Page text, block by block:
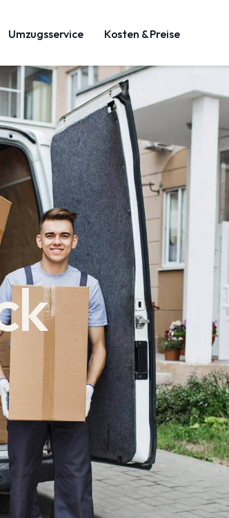
Umzugsservice Kosten & Preise